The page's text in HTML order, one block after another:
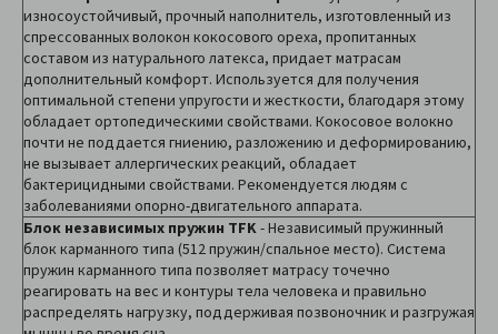
износоустойчивый, прочный наполнитель, изготовленный из
спрессованных волокон кокосового ореха, пропитанных
составом из натурального латекса, придает матрасам
дополнительный комфорт. Используется для получения
оптимальной степени упругости и жесткости, благодаря этому
обладает ортопедическими свойствами. Кокосовое волокно
почти не поддается гниению, разложению и деформированию,
не вызывает аллергических реакций, обладает
бактерицидными свойствами. Рекомендуется людям с
заболеваниями опорно-двигательного аппарата.
Блок независимых пружин TFK- Независимый пружинный
блок карманного типа (512 пружин/спальное место). Система
пружин карманного типа позволяет матрасу точечно
реагировать на вес и контуры тела человека и правильно
распределять нагрузку, поддерживая позвоночник и разгружая